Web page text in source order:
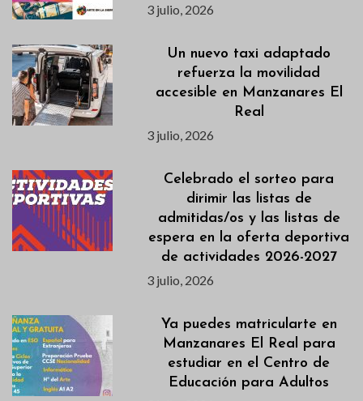
3 julio, 2026
Un nuevo taxi adaptado
refuerza la movilidad
accesible en Manzanares El
Real
3 julio, 2026
Celebrado el sorteo para
dirimir las listas de
admitidas/os y las listas de
espera en la oferta deportiva
de actividades 2026-2027
3 julio, 2026
Ya puedes matricularte en
Manzanares El Real para
estudiar en el Centro de
Educación para Adultos